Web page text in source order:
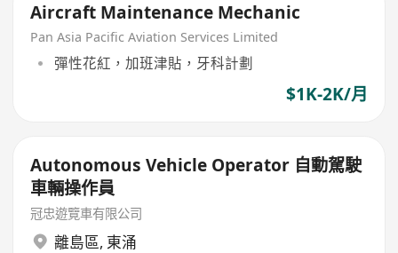
Aircraft Maintenance Mechanic
Pan Asia Pacific Aviation Services Limited
彈性花紅，加班津貼，牙科計劃
$1K-2K/月
Autonomous Vehicle Operator 自動駕駛
車輛操作員
冠忠遊覽車有限公司
離島區, 東涌